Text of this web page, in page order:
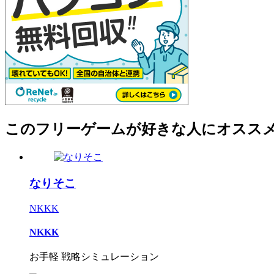
このフリーゲームが好きな人にオスス
なりそこ
NKKK
NKKK
お手軽 戦略シミュレーション